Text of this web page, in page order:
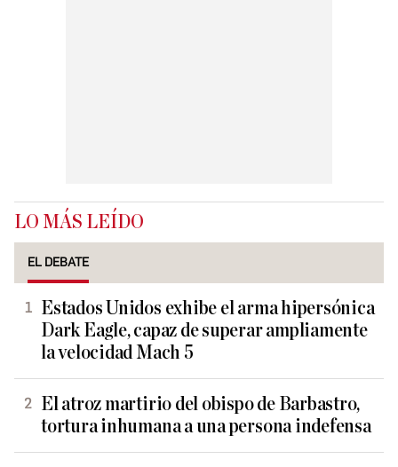
LO MÁS LEÍDO
EL DEBATE
Estados Unidos exhibe el arma hipersónica
Dark Eagle, capaz de superar ampliamente
la velocidad Mach 5
El atroz martirio del obispo de Barbastro,
tortura inhumana a una persona indefensa